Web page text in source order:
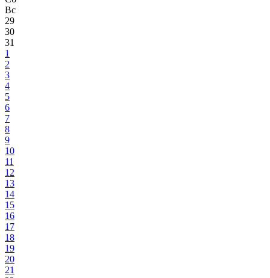
Вс
29
30
31
1
2
3
4
5
6
7
8
9
10
11
12
13
14
15
16
17
18
19
20
21